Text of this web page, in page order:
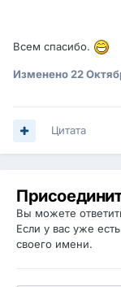
Всем спасибо.
Изменено22
Цитата
Вы можете
Если у вас уже
своего имени.